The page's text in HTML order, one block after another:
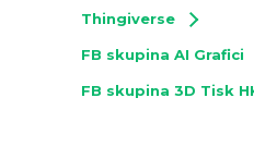
Thingiverse
FB skupina AI Grafici
FB skupina 3D Tisk